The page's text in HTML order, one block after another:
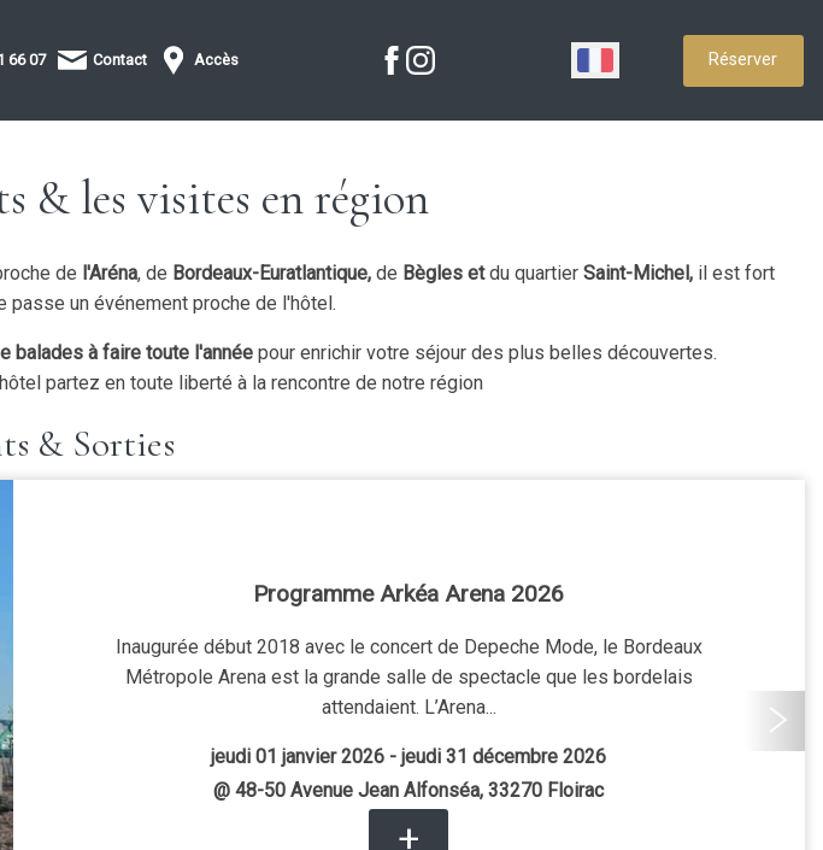
66 07 Contact Accès Réserver
& les visites en région
de l'Aréna, de Bordeaux-Euratlantique, de Bègles etdu quartier Saint-Michel, il est fort
un événement proche de l'hôtel.
balades à faire toute l'année pour enrichir votre séjour des plus belles découvertes.
partez en toute liberté à la rencontre de notre région
& Sorties
Espace Darwin Éco-Système
Sur la rive droite de Bordeaux, l’espace Darwin Éco-Système offre un lieu
alternatif familial et joyeux, bénéficiant d’une programmation culturelle...
@ 87 quai des Queyries, Bordeaux
+